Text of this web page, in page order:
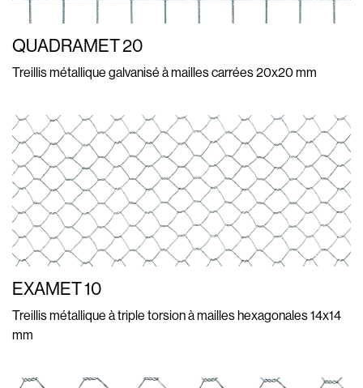
QUADRAMET 20
Treillis métallique galvanisé à mailles carrées 20x20 mm
EXAMET 10
Treillis métallique à triple torsion à mailles hexagonales 14x14
mm